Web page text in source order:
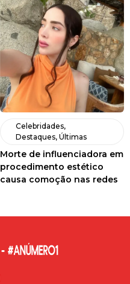
Celebridades,
Destaques, Últimas
Morte de influenciadora em
procedimento estético
causa comoção nas redes